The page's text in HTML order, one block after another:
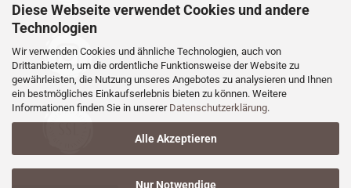
Diese Webseite verwendet Cookies und andere
Technologien
Wir verwenden Cookies und ähnliche Technologien, auch von
Drittanbietern, um die ordentliche Funktionsweise der Website zu
gewährleisten, die Nutzung unseres Angebotes zu analysieren und Ihnen
ein bestmögliches Einkaufserlebnis bieten zu können. Weitere
Informationen finden Sie in unserer Datenschutzerklärung.
Alle Akzeptieren
Nur Notwendige